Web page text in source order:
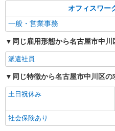
いつでも聞け
時給1500円
愛知県名古
県）駅、尾頭
パーソルテンプスタッフ株式会
行うお仕事で
オフィスワー
一般・営業事務
同じ雇用形態から名古屋市中
派遣社員
同じ特徴から名古屋市中川区の
土日祝休み
社会保険あり